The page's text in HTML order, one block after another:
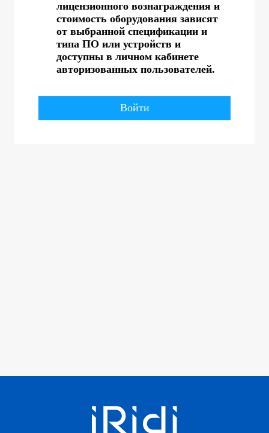
лицензионного вознаграждения и
стоимость оборудования зависят
от выбранной спецификации и
типа ПО или устройств и
доступны в личном кабинете
авторизованных пользователей.
Войти